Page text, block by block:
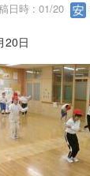
日時 : 01/20
20日